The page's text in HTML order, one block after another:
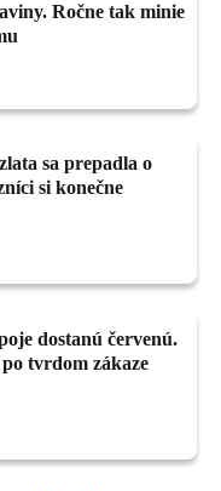
Ročne tak minie
sa prepadla o
si konečne
dostanú červenú.
tvrdom zákaze